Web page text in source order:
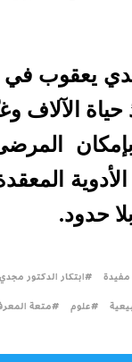
يعقوب في
حياة
بإمكان
حدود.
مفيدة ابتكار الدكتور
علوم متعة